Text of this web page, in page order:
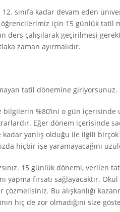
sınıfa kadar devam eden
öğrencilerimiz için 15 günlük
ders çalışılarak geçirilmesi
zaman ayırmalıdır.
tatil dönemine giriyorsunuz.
%80’ini o gün içerisinde
Eğer dönem içerisinde
kadar yanlış olduğu ile ilgili
hiçbir işe yaramayacağını
15 günlük dönemi, verilen
yapma fırsatı sağlayacaktır.
Bu alışkanlığı
hiç de zor olmadığını size